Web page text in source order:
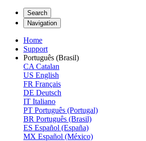
Search
Navigation
Home
Support
Português (Brasil)
CA Catalan
US English
FR Français
DE Deutsch
IT Italiano
PT Português (Portugal)
BR Português (Brasil)
ES Español (España)
MX Español (México)